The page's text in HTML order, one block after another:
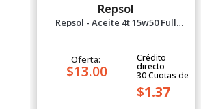
Repsol
Repsol - Aceite 4t 15w50 Full
Oferta:
$13.00
Crédito
directo
30Cuotas de
$1.37